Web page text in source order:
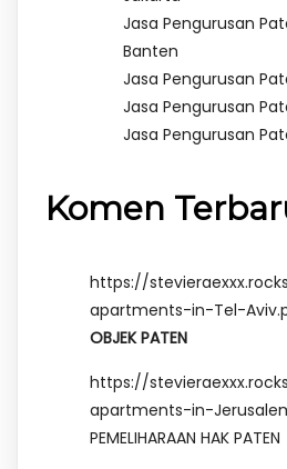
Jasa Pengurusan
Banten
Jasa Pengurusan
Jasa Pengurusan
Jasa Pengurusan
Komen
https://
apartments-in-Tel-
OBJEK PATEN
https://
apartments-in-
PEMELIHARAAN HAK PATEN